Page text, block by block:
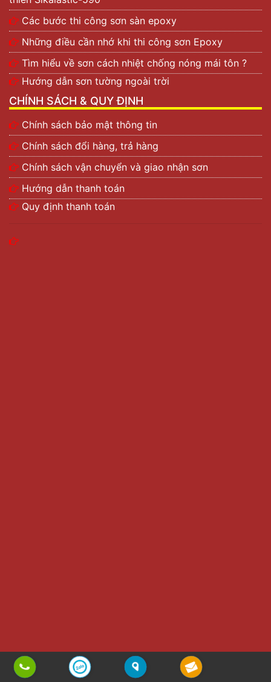
Các bước thi công sơn sàn epoxy
Những điều cần nhớ khi thi công sơn Epoxy
Tìm hiểu về sơn cách nhiệt chống nóng mái tôn ?
Hướng dẫn sơn tường ngoài trời
CHÍNH SÁCH & QUY ĐỊNH
Chính sách bảo mật thông tin
Chính sách đổi hàng, trả hàng
Chính sách vận chuyển và giao nhận sơn
Hướng dẫn thanh toán
Quy định thanh toán